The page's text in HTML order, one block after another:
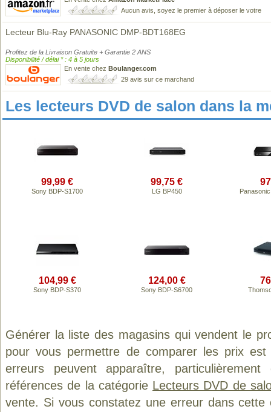
Aucun avis, soyez le premier à déposer le votre
Lecteur Blu-Ray PANASONIC DMP-BDT168EG
Profitez de la Livraison Gratuite + Garantie 2 ANS
Disponibilité / délai * : 4 à 5 jours
En vente chez Boulanger.com
29 avis sur ce marchand
Les lecteurs DVD de salon dans la
99,99 €
Sony BDP-S1700
99,75 €
LG BP450
104,99 €
Sony BDP-S370
124,00 €
Sony BDP-S6700
Générer la liste des magasins qui vendent le
pour vous permettre de comparer les prix
erreurs peuvent apparaître,
références de la catégorie Lecteurs DVD de
vente. Si vous constatez une erreur dans